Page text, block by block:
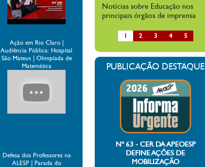
Ação em Rio Claro |
Audiência Pública: Hospital
São Mateus | Olimpíada de
Matemática
Defesa dos Professores na
ALESP | Parada do
28/07/2026 - 3ª feira
03/08/2026
Notícias sobre Educação nos
principais órgãos de imprensa
1 2 3 4 5
PUBLICAÇÃO DESTAQUE
Nº 63 - CER DA APEOESP
DEFINE AÇÕES DE
MOBILIZAÇÃO